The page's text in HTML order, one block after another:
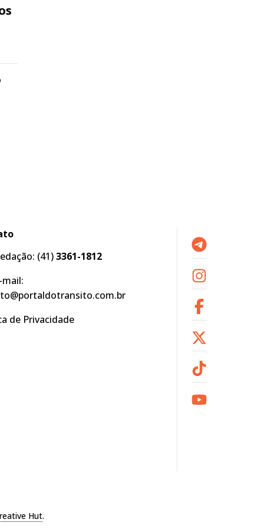
(41)3361-1812
mail:
de Privacidade
Hut.